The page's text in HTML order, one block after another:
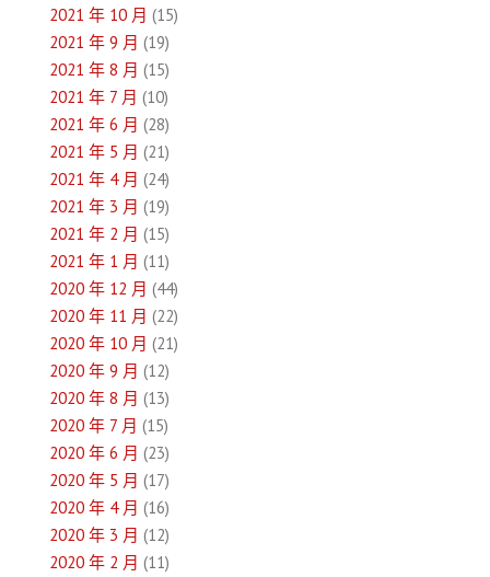
2021 年 10 月 (15)
2021 年 9 月 (19)
2021 年 8 月 (15)
2021 年 7 月 (10)
2021 年 6 月 (28)
2021 年 5 月 (21)
2021 年 4 月 (24)
2021 年 3 月 (19)
2021 年 2 月 (15)
2021 年 1 月 (11)
2020 年 12 月 (44)
2020 年 11 月 (22)
2020 年 10 月 (21)
2020 年 9 月 (12)
2020 年 8 月 (13)
2020 年 7 月 (15)
2020 年 6 月 (23)
2020 年 5 月 (17)
2020 年 4 月 (16)
2020 年 3 月 (12)
2020 年 2 月 (11)